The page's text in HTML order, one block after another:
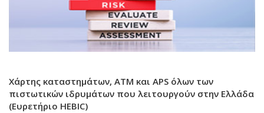
Χάρτης καταστημάτων, ATM και APS όλων των
πιστωτικών ιδρυμάτων που λειτουργούν στην Ελλάδα
(Ευρετήριο HEBIC)